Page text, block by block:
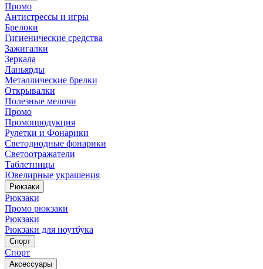
Промо
Антистрессы и игры
Брелоки
Гигиенические средства
Зажигалки
Зеркала
Ланьярды
Металлические брелки
Открывалки
Полезные мелочи
Промо
Промопродукция
Рулетки и Фонарики
Светодиодные фонарики
Светоотражатели
Таблетницы
Ювелирные украшения
Рюкзаки
Рюкзаки
Промо рюкзаки
Рюкзаки
Рюкзаки для ноутбука
Спорт
Спорт
Аксессуары